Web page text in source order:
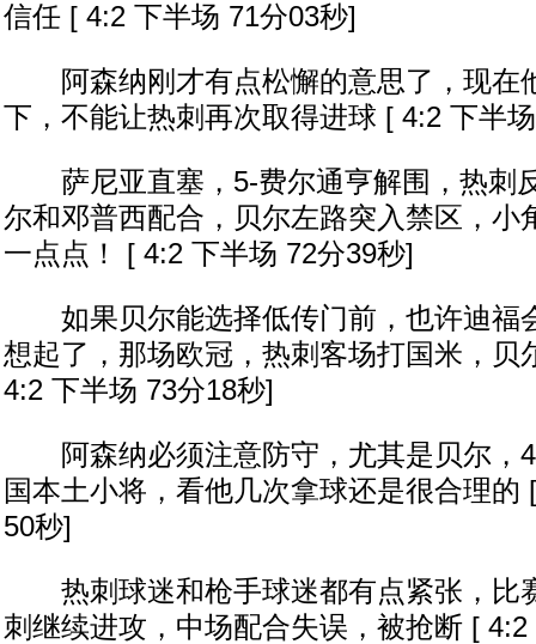
信任 [ 4:2 下半场 71分03秒]
阿森纳刚才有点松懈的意思了，现在
下，不能让热刺再次取得进球 [ 4:2 下半
萨尼亚直塞，5-费尔通亨解围，热刺
尔和邓普西配合，贝尔左路突入禁区，小
一点点！ [ 4:2 下半场 72分39秒]
如果贝尔能选择低传门前，也许迪福
想起了，那场欧冠，热刺客场打国米，贝
4:2 下半场 73分18秒]
阿森纳必须注意防守，尤其是贝尔，
国本土小将，看他几次拿球还是很合理的
50秒]
热刺球迷和枪手球迷都有点紧张，比
刺继续进攻，中场配合失误，被抢断 [